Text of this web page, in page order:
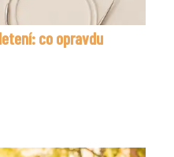
co opravdu